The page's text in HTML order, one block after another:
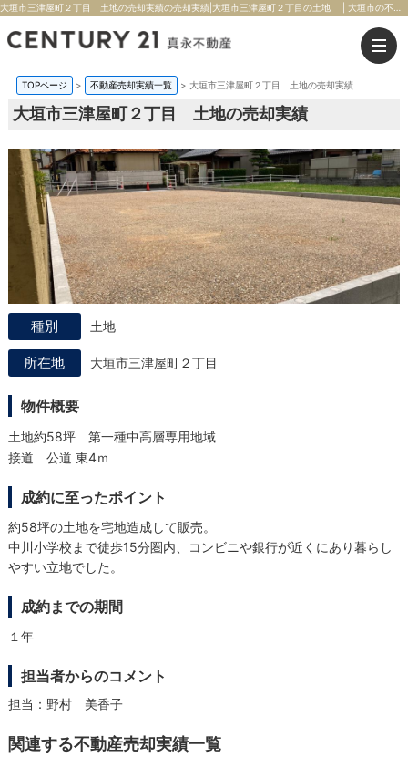
TOPページ > 不動産売却実績一覧 > 大垣市三津屋町２丁目 土地の売却実績
大垣市三津屋町２丁目 土地の売却実績
土地
大垣市三津屋町２丁目
物件概要
土地約58坪 第一種中高層専用地域
接道 公道 東4ｍ
成約に至ったポイント
約58坪の土地を宅地造成して販売。
中川小学校まで徒歩15分圏内、コンビニや銀行が近くにあり暮らし
やすい立地でした。
成約までの期間
１年
担当者からのコメント
担当：野村 美香子
関連する不動産売却実績一覧